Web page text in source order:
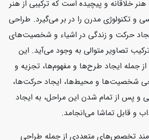
خلاقانه و پیچیده است که ترکیبی از هنر
و تکنولوژی مدرن را در بر می‌گیرد. طراحی
حرکت و زندگی در اشیاء و شخصیت‌های
تصاویر متوالی به وجود می‌آید. این
جمله ایجاد طرح‌ها و مفهوم‌ها، تجزیه و
شخصیت‌ها و محیط‌ها، ایجاد حرکت‌ها،
پس از تمام شدن این مراحل، به ایجاد
و قابل تماشا می‌انجامد.
تخصص‌های متعددی از جمله طراحی